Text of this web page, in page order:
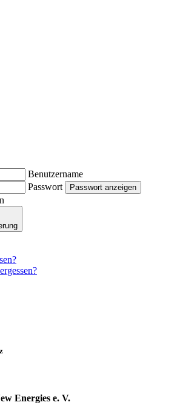
Benutzername
Passwort
Passwort anzeigen
Energies e. V.